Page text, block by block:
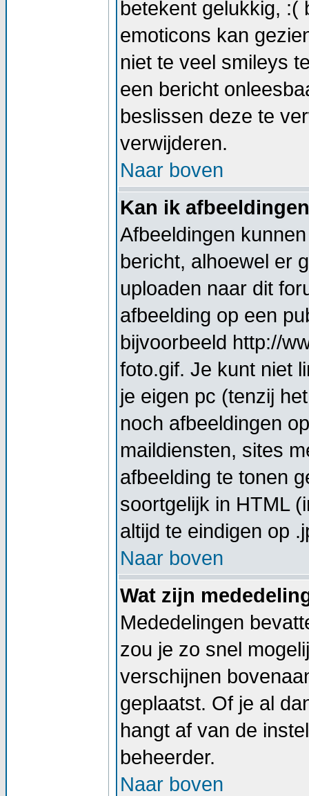
betekent gelukkig, :(
emoticons kan
niet te veel smileys
een bericht
beslissen deze te
verwijderen.
Naar boven
Kan ik
Afbeeldingen
bericht, alhoewel er
uploaden naar dit
afbeelding op een
bijvoorbeeld http://
foto.gif. Je kunt niet
je eigen pc (tenzij
noch afbeeldingen
maildiensten, sites
afbeelding te tonen
soortgelijk in HTML
altijd te eindigen op
Naar boven
Wat zijn
Mededelingen
zou je zo snel
verschijnen
geplaatst. Of je al
hangt af van de
beheerder.
Naar boven